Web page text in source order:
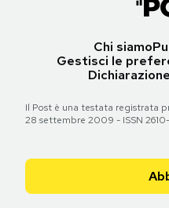
Chi siamo
Gestisci le
Il Post è una testata registrata
28 settembre 2009 - ISSN